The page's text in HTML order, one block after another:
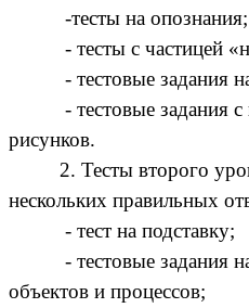
-тесты на опознания;
- тесты с частицей
- тестовые задания
- тестовые задания
рисунков.
2. Тесты второго
нескольких правильных
- тест на подставку;
- тестовые задания
объектов и процессов;